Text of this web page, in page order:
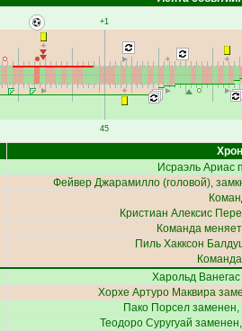
+1
45
Исраэль Ариас
Фейвер Джарамилло (головой),
Кристиан Алексис
Команда
Пиль Хакксон
Харольд Ванегас
Хорхе Артуро Маквира
Пако Порсел
Теодоро Суругуай